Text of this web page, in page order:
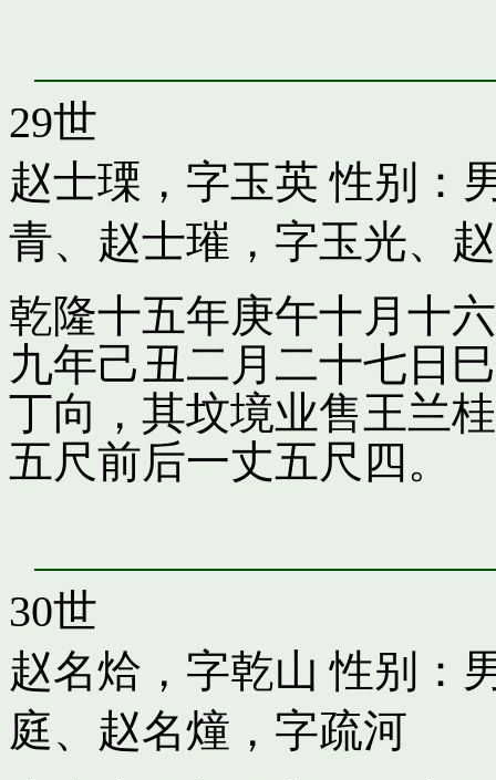
29世
赵士瑮，字玉英 性别：
青、 赵士璀，字玉光、
乾隆十五年庚午十月十
九年己丑二月二十七日
丁向，其坟境业售王兰
五尺前后一丈五尺四。
30世
赵名烚，字乾山 性别：
庭、 赵名燑，字疏河